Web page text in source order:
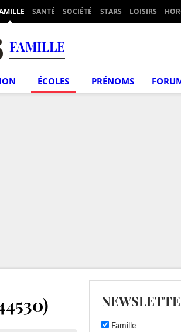
SANTÉ SOCIÉTÉ STARS LOISIRS
FAMILLE
ÉCOLES PRÉNOMS
Famille